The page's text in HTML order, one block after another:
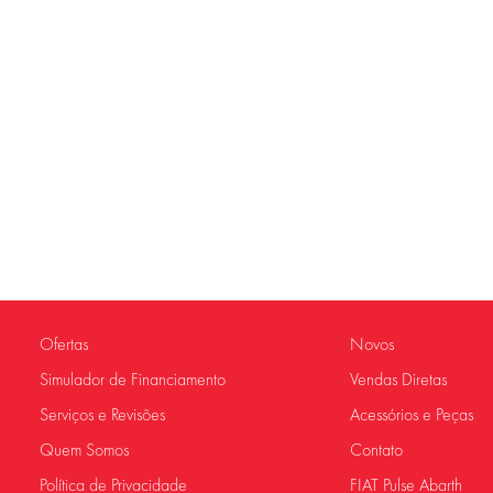
Ofertas
Novos
Simulador de Financiamento
Vendas Diretas
Serviços e Revisões
Acessórios e Peças
Quem Somos
Contato
Política de Privacidade
FIAT Pulse Abarth